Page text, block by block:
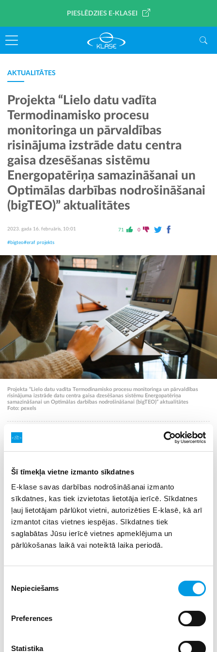
Šī tīmekļa vietne izmanto sīkdatnes
E-klase savas darbības nodrošināšanai izmanto
sīkdatnes, kas tiek izvietotas lietotāja ierīcē. Sīkdatnes
ļauj lietotājam pārlūkot vietni, autorizēties E-klasē, kā arī
izmantot citas vietnes iespējas. Sīkdatnes tiek
saglabātas Jūsu ierīcē vietnes apmeklējuma un
pārlūkošanas laikā vai noteiktā laika periodā.
izvēle
Nepieciešams
Preferences
Statistika
PIESLĒDZIES E-KLASEI
AKTUALITĀTES
Projekta “Lielo datu vadīta
Termodinamisko procesu
monitoringa un pārvaldības
risinājuma izstrāde datu centra
gaisa dzesēšanas sistēmu
Energopatēriņa samazināšanai un
Optimālas darbības nodrošināšanai
(bigTEO)” aktualitātes
2023. gada 16. februāris, 10:01 71 0
#bigteo#eraf projekts
Projekta “Lielo datu vadīta Termodinamisko procesu monitoringa un pārvaldības
risinājuma izstrāde datu centra gaisa dzesēšanas sistēmu Energopatēriņa
samazināšanai un Optimālas darbības nodrošināšanai (bigTEO)” aktualitātes
Foto: pexels
SIA “Izglītības sistēmas” turpina Projekta
Nr.1.1.1.1/20/A/021 “Lielo datu vadīta
pārvaldības risinājuma izstrāde datu centra gaisa
dzesēšanas sistēmu Energopatēriņa samazināšanai
un Optimālas darbības nodrošināšanai (bigTEO)”
īstenošanu.
Tiek turpināts darbs pie datu centra termodinamiskās
ainas izpētes un eksperimentālo datu ieguves. Notiek
periodisko datu izgūšana no datu sistēmām, to
un formatizēšana, CRASH sistēmas monitorings un
analīze.
Turpinās risinājuma algoritmu un mašīnmācīšanās
modeļu izstrāde, t.sk. KPI definēšana, nepieciešamo datu
API papildināšana. Notiek darbs pie programmatūras